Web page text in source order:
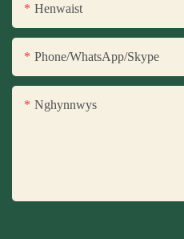
Henwaist
Phone/WhatsApp/Skype
Nghynnwys